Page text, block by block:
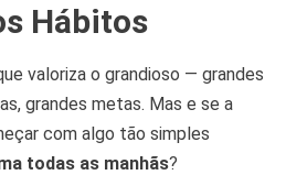
Hábitos
valoriza o grandioso — grandes
grandes metas. Mas e se a
com algo tão simples
todas as manhãs?